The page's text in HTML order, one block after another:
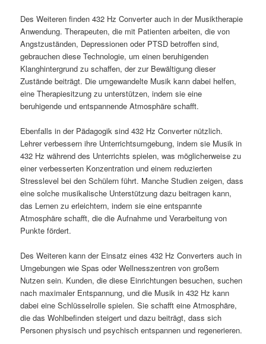
Des Weiteren finden 432 Hz Converter auch in der Musiktherapie
Anwendung. Therapeuten, die mit Patienten arbeiten, die von
Angstzuständen, Depressionen oder PTSD betroffen sind,
gebrauchen diese Technologie, um einen beruhigenden
Klanghintergrund zu schaffen, der zur Bewältigung dieser
Zustände beiträgt. Die umgewandelte Musik kann dabei helfen,
eine Therapiesitzung zu unterstützen, indem sie eine
beruhigende und entspannende Atmosphäre schafft.
Ebenfalls in der Pädagogik sind 432 Hz Converter nützlich.
Lehrer verbessern ihre Unterrichtsumgebung, indem sie Musik in
432 Hz während des Unterrichts spielen, was möglicherweise zu
einer verbesserten Konzentration und einem reduzierten
Stresslevel bei den Schülern führt. Manche Studien zeigen, dass
eine solche musikalische Unterstützung dazu beitragen kann,
das Lernen zu erleichtern, indem sie eine entspannte
Atmosphäre schafft, die die Aufnahme und Verarbeitung von
Punkte fördert.
Des Weiteren kann der Einsatz eines 432 Hz Converters auch in
Umgebungen wie Spas oder Wellnesszentren von großem
Nutzen sein. Kunden, die diese Einrichtungen besuchen, suchen
nach maximaler Entspannung, und die Musik in 432 Hz kann
dabei eine Schlüsselrolle spielen. Sie schafft eine Atmosphäre,
die das Wohlbefinden steigert und dazu beiträgt, dass sich
Personen physisch und psychisch entspannen und regenerieren.